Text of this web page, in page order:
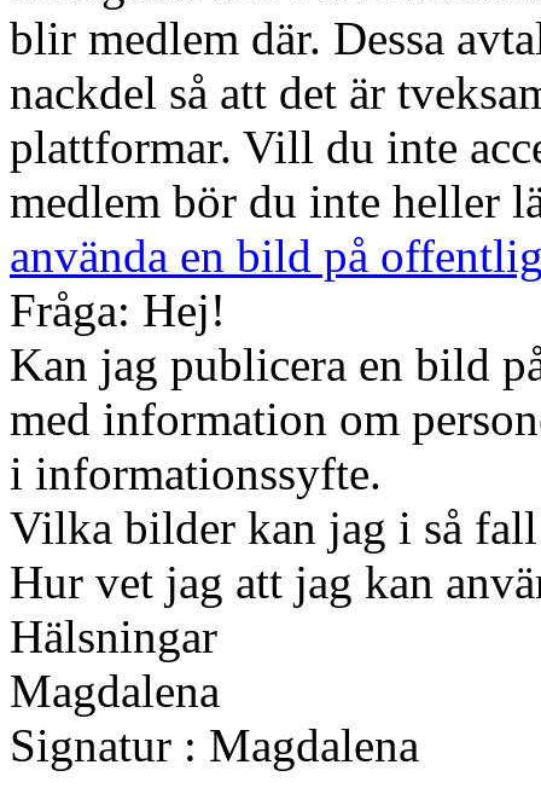
blir medlem där. Dessa
nackdel så att det är
plattformar. Vill du inte
medlem bör du inte heller
använda en bild på
Fråga: Hej!
Kan jag publicera en bild
med information om
i informationssyfte.
Vilka bilder kan jag i så fall
Hur vet jag att jag kan
Hälsningar
Magdalena
Signatur : Magdalena